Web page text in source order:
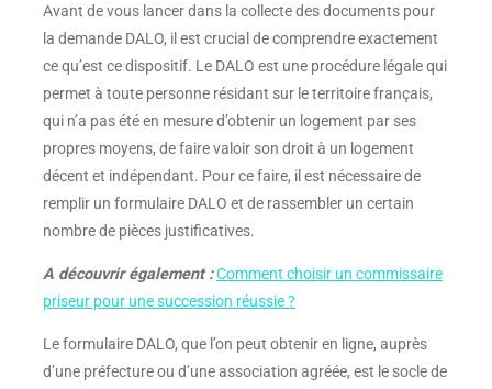
Avant de vous lancer dans la collecte des documents pour
la demande DALO, il est crucial de comprendre exactement
ce qu’est ce dispositif. Le DALO est une procédure légale qui
permet à toute personne résidant sur le territoire français,
qui n’a pas été en mesure d’obtenir un logement par ses
propres moyens, de faire valoir son droit à un logement
décent et indépendant. Pour ce faire, il est nécessaire de
remplir un formulaire DALO et de rassembler un certain
nombre de pièces justificatives.
A découvrir également :Comment choisir un commissaire
priseur pour une succession réussie ?
Le formulaire DALO, que l’on peut obtenir en ligne, auprès
d’une préfecture ou d’une association agréée, est le socle de